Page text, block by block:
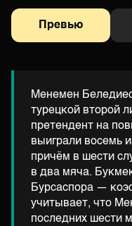
Превью
Менемен
турецкой второй
претендент на
выиграли восемь
причём в шести
в два мяча.
Бурсаспора —
учитывает, что
последних шести